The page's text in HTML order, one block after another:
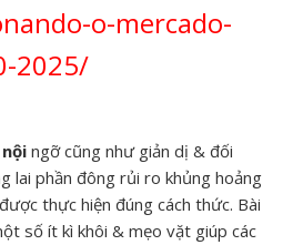
o-mercado-
2025/
ngỡ cũng như giản dị & đối
lai phần đông rủi ro khủng hoảng
thực hiện đúng cách thức. Bài
số ít kì khôi & mẹo vặt giúp các